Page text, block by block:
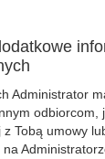
Administrator
odbiorcom,
Tobą umowy